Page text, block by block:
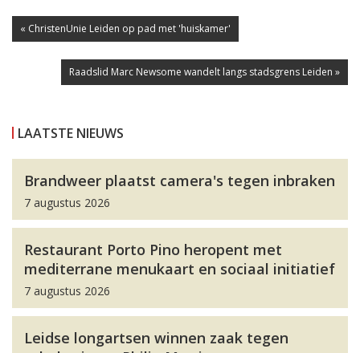
« ChristenUnie Leiden op pad met 'huiskamer'
Raadslid Marc Newsome wandelt langs stadsgrens Leiden »
LAATSTE NIEUWS
Brandweer plaatst camera's tegen inbraken
7 augustus 2026
Restaurant Porto Pino heropent met
mediterrane menukaart en sociaal initiatief
7 augustus 2026
Leidse longartsen winnen zaak tegen